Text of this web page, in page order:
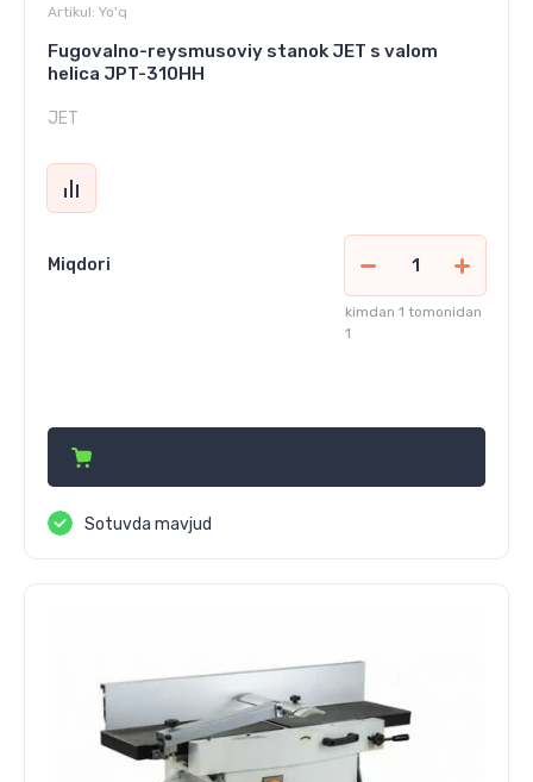
Artikul: Yo'q
Fugovalno-reysmusoviy stanok JET s valom
helica JPT-310HH
JET
Miqdori
kimdan 1 tomonidan
1
Sotuvda mavjud